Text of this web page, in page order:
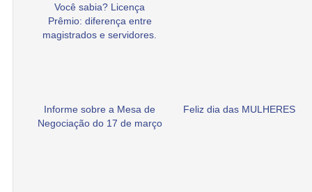
Você sabia? Licença
Prêmio: diferença entre
magistrados e servidores.
Informe sobre a Mesa de
Negociação do 17 de março
Feliz dia das MULHERES